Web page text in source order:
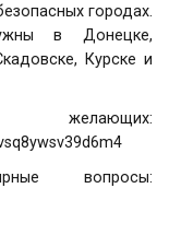
городах.
в Донецке,
Курске и
вопросы: